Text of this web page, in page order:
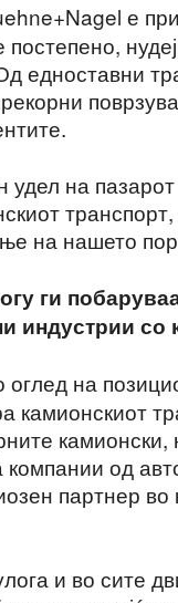
е
едноставни
на
на нашето
ги
индустрии со
оглед на
камионскиот
камионски,
од
партнер
и во сите